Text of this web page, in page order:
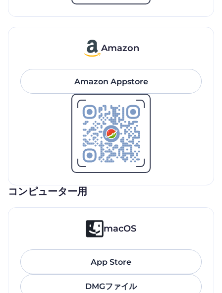
Amazon
Amazon Appstore
コンピューター用
macOS
App Store
DMGファイル